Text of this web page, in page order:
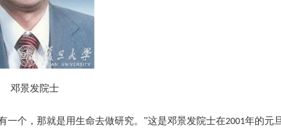
邓景发院士
一个，那就是用生命去做研究。”这是邓景发院士在2001年的元